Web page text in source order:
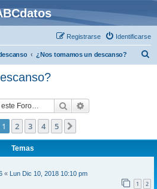
Identificarse
Registrarse
¿Nos tomamos un descanso?
Buscar
1 2 3 4 5
Temas
« Lun Dic 10, 2018 10:10 pm
1 2